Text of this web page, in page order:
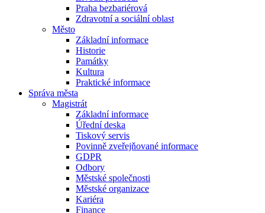
Praha bezbariérová
Zdravotní a sociální oblast
Město
Základní informace
Historie
Památky
Kultura
Praktické informace
Správa města
Magistrát
Základní informace
Úřední deska
Tiskový servis
Povinně zveřejňované informace
GDPR
Odbory
Městské společnosti
Městské organizace
Kariéra
Finance